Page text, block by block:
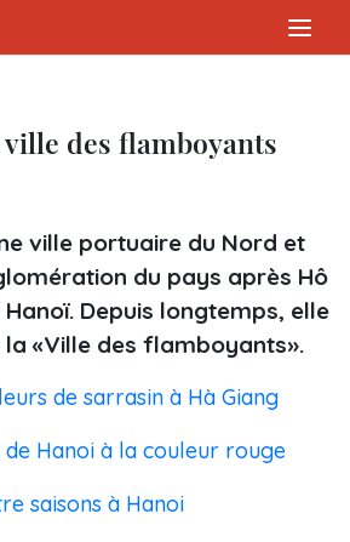
des flamboyants
ville portuaire du Nord et
du pays après Hô
Hanoï. Depuis longtemps, elle
«Ville des flamboyants».
de sarrasin à Hà Giang
Hanoi à la couleur rouge
saisons à Hanoi